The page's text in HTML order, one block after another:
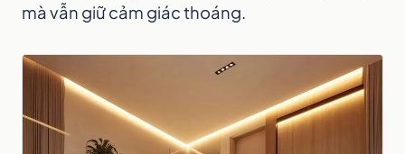
mà vẫn giữ cảm giác thoáng.